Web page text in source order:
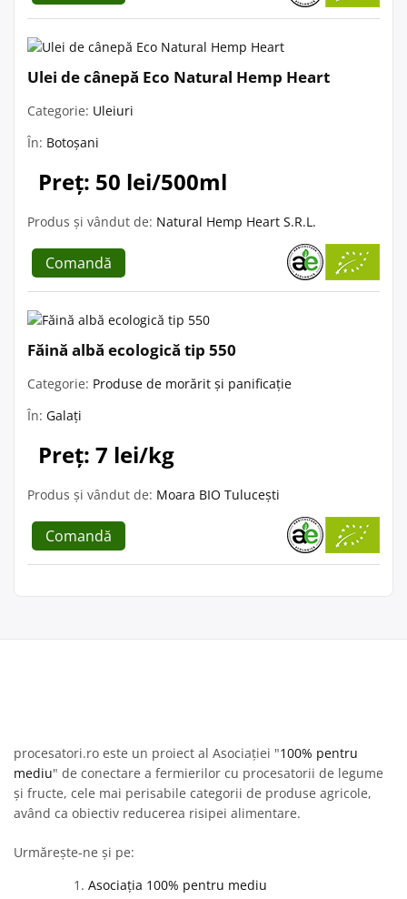
Ulei de cânepă Eco Natural Hemp Heart
Categorie: Uleiuri
În: Botoșani
Preț: 50 lei/500ml
Produs și vândut de: Natural Hemp Heart S.R.L.
Comandă
Făină albă ecologică tip 550
Categorie: Produse de morărit și panificație
În: Galați
Preț: 7 lei/kg
Produs și vândut de: Moara BIO Tulucești
Comandă
procesatori.ro este un proiect al Asociației "100% pentru
mediu" de conectare a fermierilor cu procesatorii de legume
și fructe, cele mai perisabile categorii de produse agricole,
având ca obiectiv reducerea risipei alimentare.
Urmărește-ne și pe:
Asociația 100% pentru mediu